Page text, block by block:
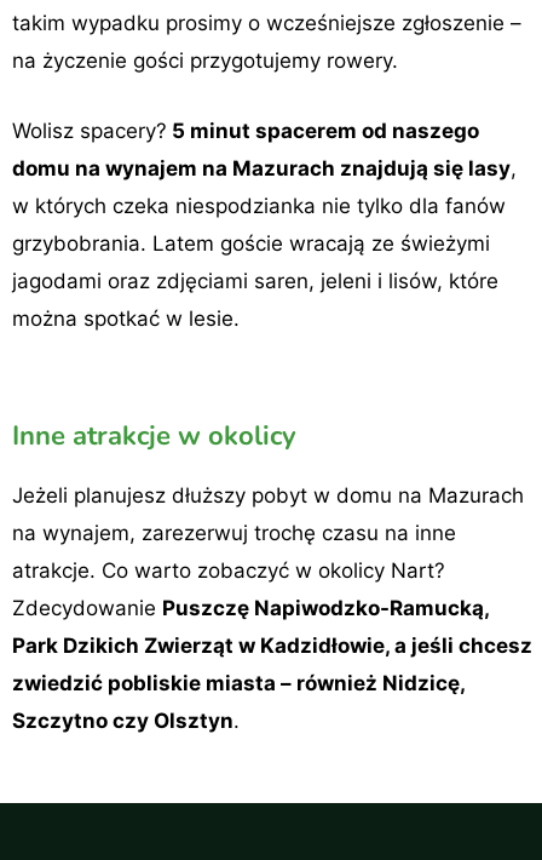
takim wypadku prosimy o wcześniejsze zgłoszenie –
na życzenie gości przygotujemy rowery.
Wolisz spacery? 5 minut spacerem od naszego
domu na wynajem na Mazurach znajdują się lasy,
w których czeka niespodzianka nie tylko dla fanów
grzybobrania. Latem goście wracają ze świeżymi
jagodami oraz zdjęciami saren, jeleni i lisów, które
można spotkać w lesie.
Inne atrakcje w okolicy
Jeżeli planujesz dłuższy pobyt w domu na Mazurach
na wynajem, zarezerwuj trochę czasu na inne
atrakcje. Co warto zobaczyć w okolicy Nart?
Zdecydowanie Puszczę Napiwodzko-Ramucką,
Park Dzikich Zwierząt w Kadzidłowie, a jeśli chcesz
zwiedzić pobliskie miasta – również Nidzicę,
Szczytno czy Olsztyn.